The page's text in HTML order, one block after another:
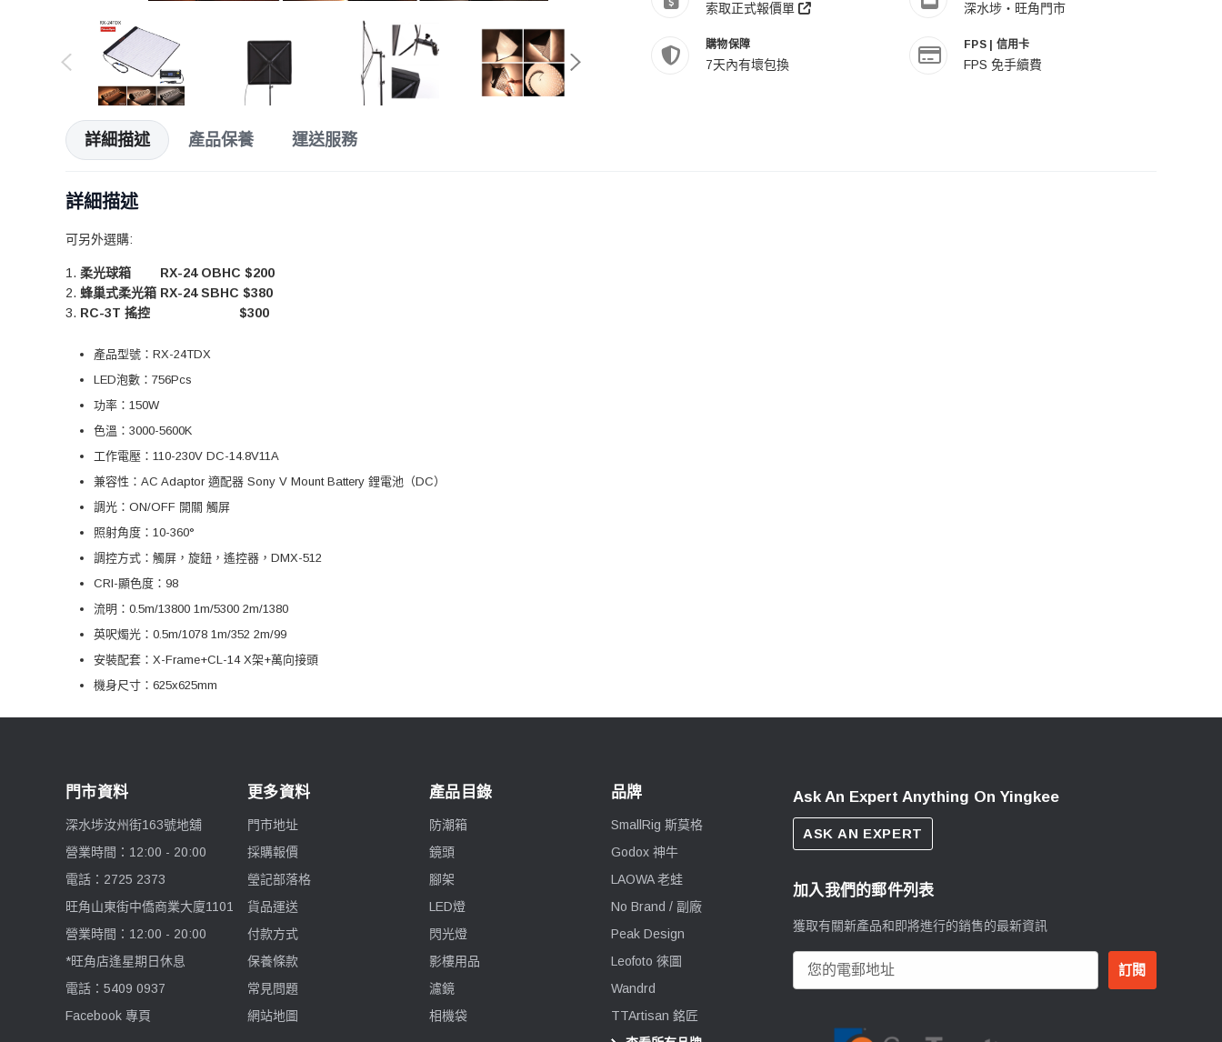
索取正式報價單 深水埗・旺角門市
購物保障
7天內有壞包換
FPS | 信用卡
FPS 免手續費
詳細描述 產品保養 運送服務
詳細描述
可另外選購:
柔光球箱
RX-24 OBHC $200
蜂巢式柔光箱 RX-24 SBHC $380
RC-3T 搖控 人人人人人人人$300
產品型號：RX-24TDX
LED泡數：756Pcs
功率：150W
色溫：3000-5600K
工作電壓：110-230V DC-14.8V11A
兼容性：AC Adaptor 適配器 Sony V Mount Battery 鋰電池（DC）
調光：ON/OFF 開關 觸屏
照射角度：10-360°
調控方式：觸屏，旋鈕，遙控器，DMX-512
CRI-顯色度：98
流明：0.5m/13800 1m/5300 2m/1380
英呎燭光：0.5m/1078 1m/352 2m/99
安裝配套：X-Frame+CL-14 X架+萬向接頭
機身尺寸：625x625mm
門市資料
深水埗汝州街163號地舖
營業時間：12:00 - 20:00
電話：2725 2373
旺角山東街中僑商業大廈1101
營業時間：12:00 - 20:00
*旺角店逢星期日休息
電話：5409 0937
Facebook 專頁
更多資料
門市地址
採購報價
瑩記部落格
貨品運送
付款方式
保養條款
常見問題
網站地圖
產品目錄
防潮箱
鏡頭
腳架
LED燈
閃光燈
影樓用品
濾鏡
相機袋
品牌
SmallRig 斯莫格
Godox 神牛
LAOWA 老蛙
No Brand / 副廠
Peak Design
Leofoto 徠圖
Wandrd
TTArtisan 銘匠
Ask An Expert Anything On Yingkee
ASK AN EXPERT
加入我們的郵件列表
獲取有關新產品和即將進行的銷售的最新資訊
郵